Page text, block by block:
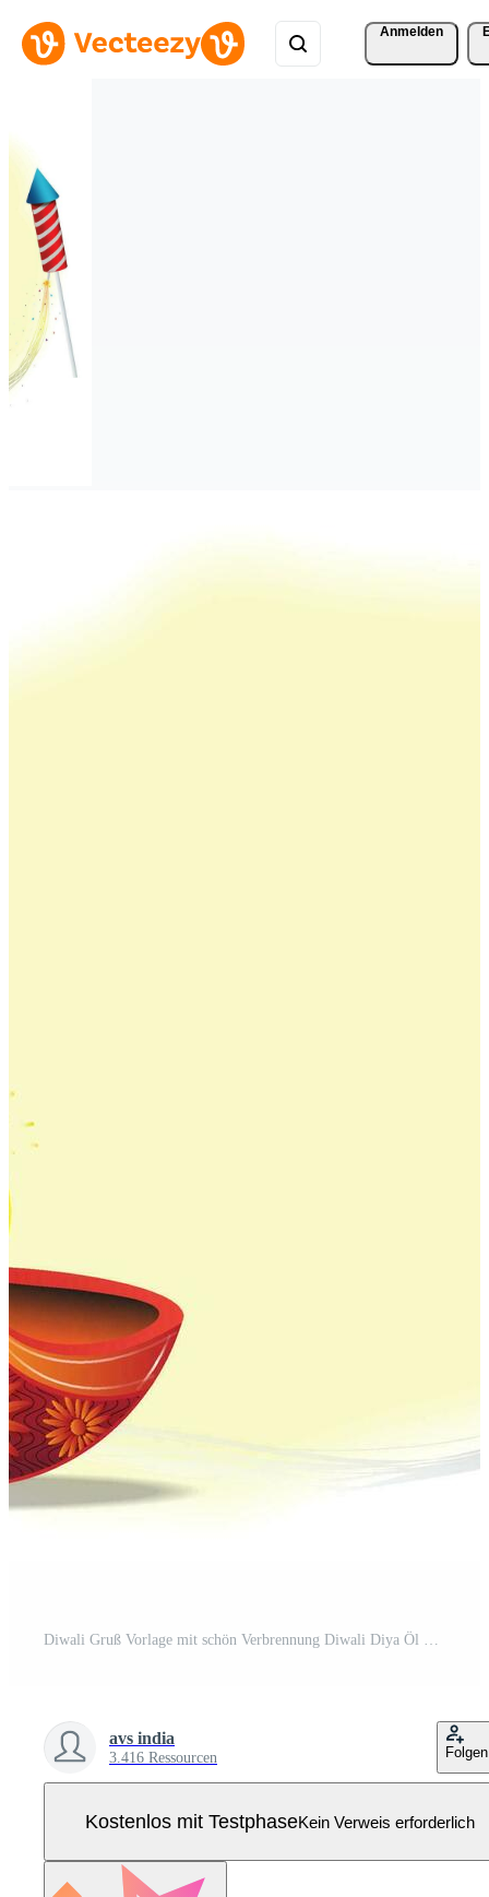
Anmelden
Diwali Gruß Vorlage mit schön Verbrennung Diwali Diya Öl Lampe mit Cracker auf Gelb Hintergründe. Pro Vektor
avs india
3.416 Ressourcen Folgen
Kostenlos mit TestphaseKein Verweis erforderlich